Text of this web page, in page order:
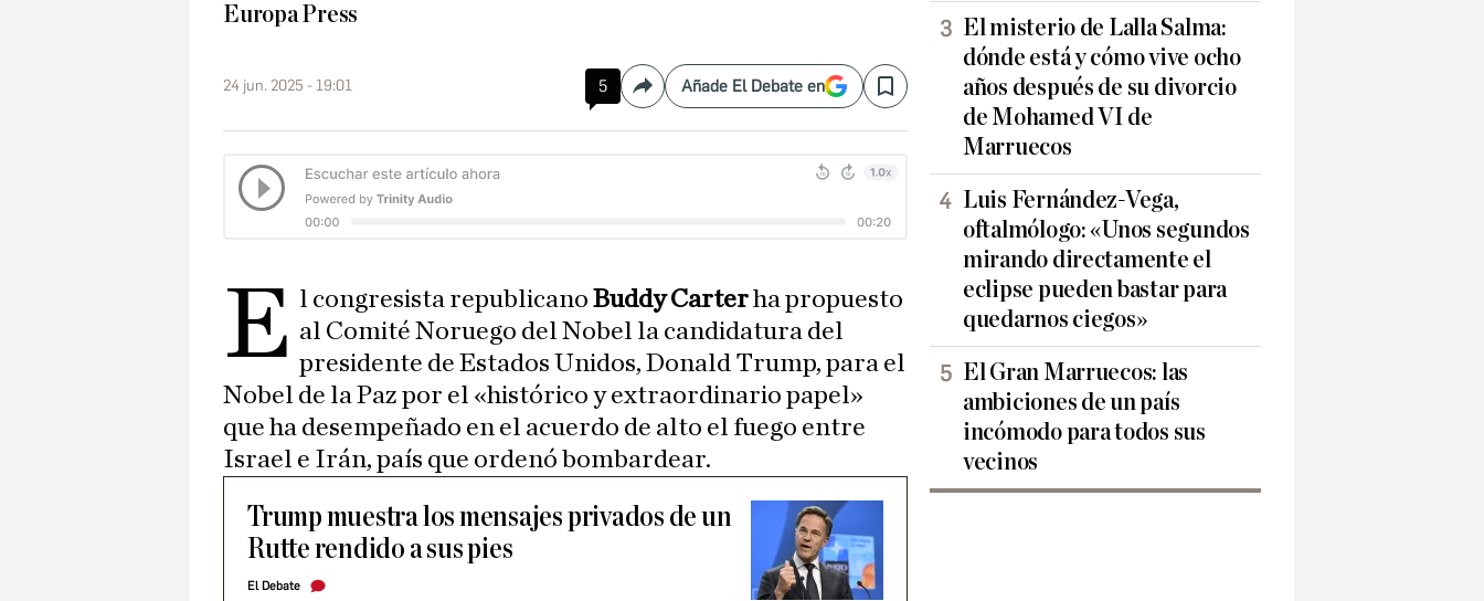
Europa Press
24 jun. 2025 - 19:01 5 CompartirAñade El Debate en Save
E l congresista republicanoBuddy Carterha propuesto
al Comité Noruego del Nobel la candidatura del
presidente de Estados Unidos, Donald Trump, para el
Nobel de la Paz por el «histórico y extraordinario papel»
que ha desempeñado en el acuerdo de alto el fuego entre
Israel e Irán, país que ordenó bombardear.
Trump muestra los mensajes privados de un
Rutte rendido a sus pies
El Debate
El misterio de Lalla Salma:
dónde está y cómo vive ocho
años después de su divorcio
de Mohamed VI de
Marruecos
Luis Fernández-Vega,
oftalmólogo: «Unos segundos
mirando directamente el
eclipse pueden bastar para
quedarnos ciegos»
El Gran Marruecos: las
ambiciones de un país
incómodo para todos sus
vecinos